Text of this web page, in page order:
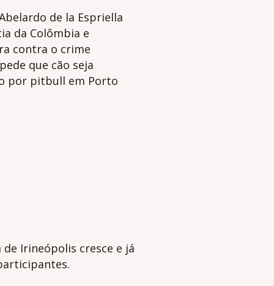
de la Espriella
da Colômbia e
contra o crime
que cão seja
por pitbull em Porto
Irineópolis cresce e já